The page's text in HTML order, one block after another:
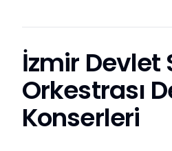
İzmir Devlet
Orkestrası
Konserleri